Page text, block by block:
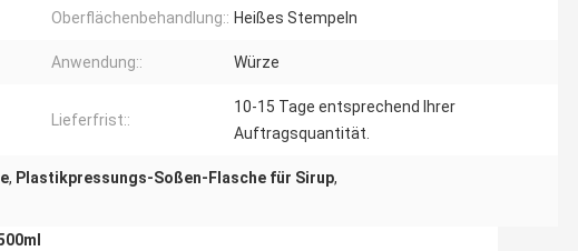
Oberflächenbehandlung:: Heißes Stempeln
Anwendung:: Würze
Lieferfrist::
10-15 Tage entsprechend Ihrer
Auftragsquantität.
, Plastikpressungs-Soßen-Flasche für Sirup,